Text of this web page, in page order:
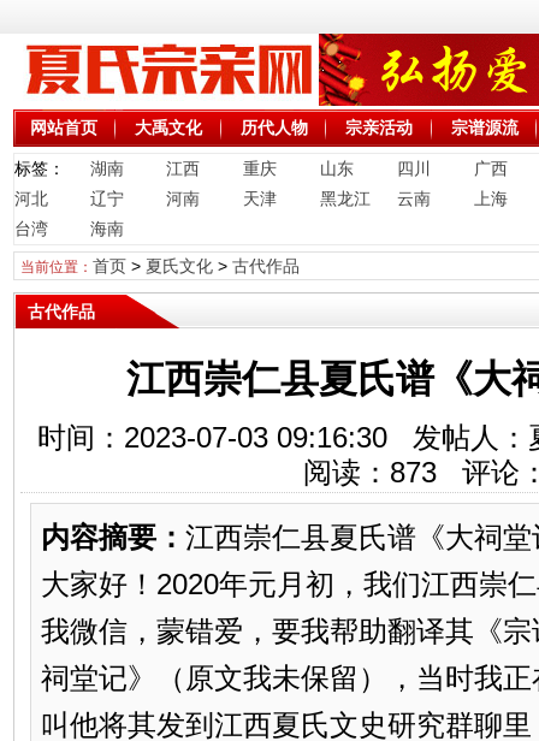
网站首页 大禹文化 历代人物 宗亲活动 宗谱源流
标签： 湖南 江西 重庆 山东 四川
广西
河北
辽宁 河南 天津 黑龙江 云南
上海
台湾
海南
当前位置： 首页> 夏氏文化> 古代作品
古代作品
江西崇仁县夏氏谱《大
时间：2023-07-03 09:16:30 发帖人
阅读： 873 评论
内容摘要： 江西崇仁县夏氏谱《大祠
大家好！2020年元月初，我们江西崇
我微信，蒙错爱，要我帮助翻译其《
祠堂记》（原文我未保留），当时我
叫他将其发到江西夏氏文史研究群聊